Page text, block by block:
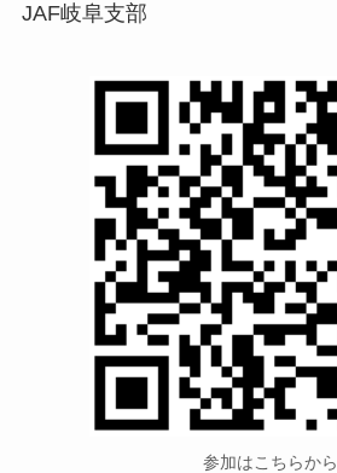
JAF岐阜支部
参加はこちらから